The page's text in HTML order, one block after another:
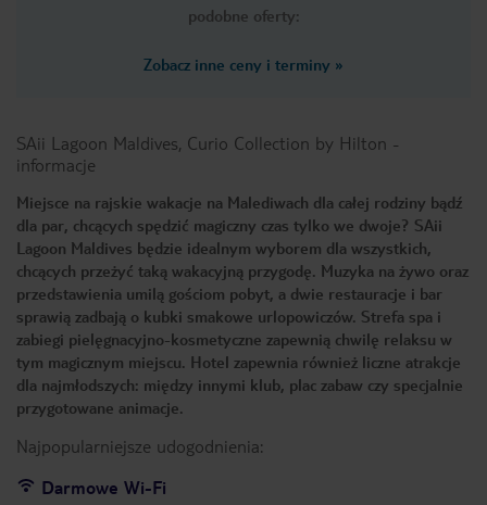
podobne oferty:
Zobacz inne ceny i terminy »
SAii Lagoon Maldives, Curio Collection by Hilton -
informacje
Miejsce na rajskie wakacje na Malediwach dla całej rodziny bądź
dla par, chcących spędzić magiczny czas tylko we dwoje? SAii
Lagoon Maldives będzie idealnym wyborem dla wszystkich,
chcących przeżyć taką wakacyjną przygodę. Muzyka na żywo oraz
przedstawienia umilą gościom pobyt, a dwie restauracje i bar
sprawią zadbają o kubki smakowe urlopowiczów. Strefa spa i
zabiegi pielęgnacyjno-kosmetyczne zapewnią chwilę relaksu w
tym magicznym miejscu. Hotel zapewnia również liczne atrakcje
dla najmłodszych: między innymi klub, plac zabaw czy specjalnie
przygotowane animacje.
Najpopularniejsze udogodnienia:
Darmowe Wi-Fi